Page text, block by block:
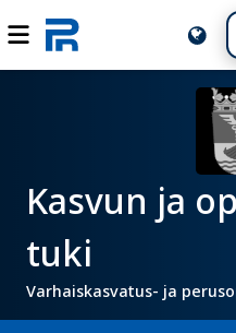
Kasvun ja
tuki
Varhaiskasvatus- ja